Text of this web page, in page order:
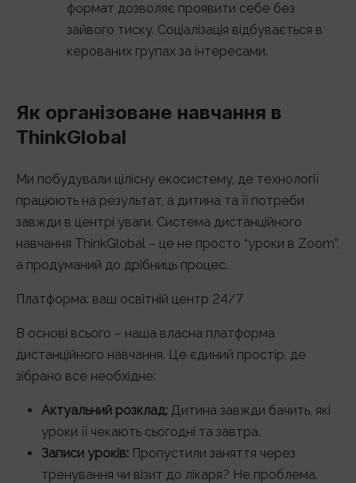
формат дозволяє проявити себе без
зайвого тиску. Соціалізація відбувається в
керованих групах за інтересами.
Як організоване навчання в
ThinkGlobal
Ми побудували цілісну екосистему, де технології
працюють на результат, а дитина та її потреби
завжди в центрі уваги. Система дистанційного
навчання ThinkGlobal – це не просто “уроки в Zoom”,
а продуманий до дрібниць процес.
Платформа: ваш освітній центр 24/7
В основі всього – наша власна платформа
дистанційного навчання. Це єдиний простір, де
зібрано все необхідне:
Актуальний розклад: Дитина завжди бачить, які
уроки її чекають сьогодні та завтра.
Записи уроків: Пропустили заняття через
тренування чи візит до лікаря? Не проблема.